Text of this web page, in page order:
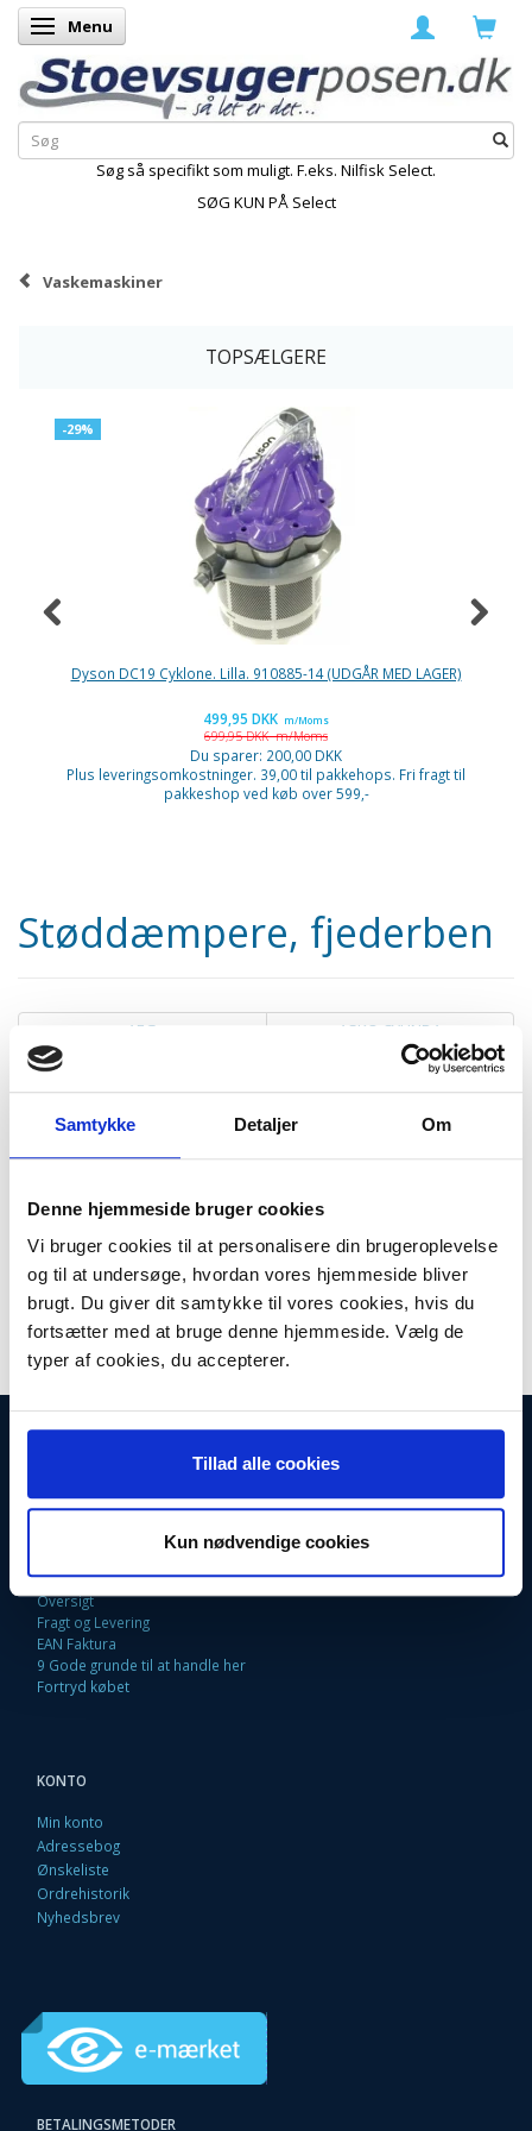
Samtykke Detaljer Om
Denne hjemmeside bruger cookies
Vi bruger cookies til at personalisere din brugeroplevelse
og til at undersøge, hvordan vores hjemmeside bliver
brugt. Du giver dit samtykke til vores cookies, hvis du
fortsætter med at bruge denne hjemmeside. Vælg de
typer af cookies, du accepterer.
Tillad alle cookies
Kun nødvendige cookies
Skifte navigation
Menu
Søg så specifikt som muligt. F.eks. Nilfisk Select.
SØG KUN PÅ Select
Vaskemaskiner
TOPSÆLGERE
-29%
Dyson DC19 Cyklone. Lilla. 910885-14 (UDGÅR MED LAGER)
499,95 DKK m/Moms
699,95 DKKm/Moms
Du sparer: 200,00 DKK
Plus leveringsomkostninger. 39,00 til pakkehops. Fri fragt til
pakkeshop ved køb over 599,-
Støddæmpere, fjederben
AEG
ASKO CYLINDA
BAUKNECHT
BLOMBERG
BOSCH
CONSTRUCTA
ELECTROLUX
HUSQVARNA
LG ELECTRONIC
SIEMENS
VØLUND
WHIRLPOOL
ZANUSSI
ASKO
INFORMATIONER
Firma profil
Kontakt os
Betingelser & Vilkår
Loyalitetsrabat. Rabat til faste kunder
Returneringsformular
Oversigt
Fragt og Levering
EAN Faktura
9 Gode grunde til at handle her
Fortryd købet
KONTO
Min konto
Adressebog
Ønskeliste
Ordrehistorik
Nyhedsbrev
BETALINGSMETODER